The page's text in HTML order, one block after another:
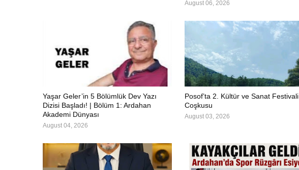
August 06, 2026
Yaşar Geler’in 5 Bölümlük Dev Yazı
Dizisi Başladı! | Bölüm 1: Ardahan
Akademi Dünyası
August 04, 2026
Posof’ta 2. Kültür ve Sanat Festivali
Coşkusu
August 03, 2026